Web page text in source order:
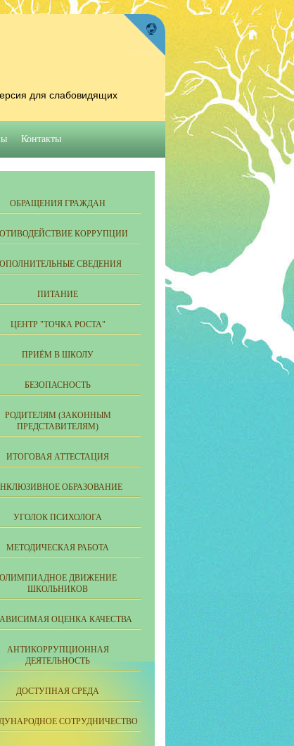
ОБРАЩЕНИЯ ГРАЖДАН
КОРРУПЦИИ
СВЕДЕНИЯ
ПИТАНИЕ
ЦЕНТР "ТОЧКА РОСТА"
ПРИЁМ В ШКОЛУ
БЕЗОПАСНОСТЬ
РОДИТЕЛЯМ (ЗАКОННЫМ
ПРЕДСТАВИТЕЛЯМ)
ИТОГОВАЯ АТТЕСТАЦИЯ
ОБРАЗОВАНИЕ
УГОЛОК ПСИХОЛОГА
МЕТОДИЧЕСКАЯ РАБОТА
ОЛИМПИАДНОЕ ДВИЖЕНИЕ
ШКОЛЬНИКОВ
ОЦЕНКА КАЧЕСТВА
АНТИКОРРУПЦИОННАЯ
ДЕЯТЕЛЬНОСТЬ
ДОСТУПНАЯ СРЕДА
СОТРУДНИЧЕСТВО
для слабовидящих
Контакты